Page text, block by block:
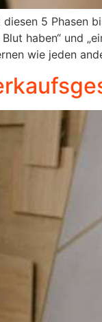
5 Phasen
haben“ und
wie jeden